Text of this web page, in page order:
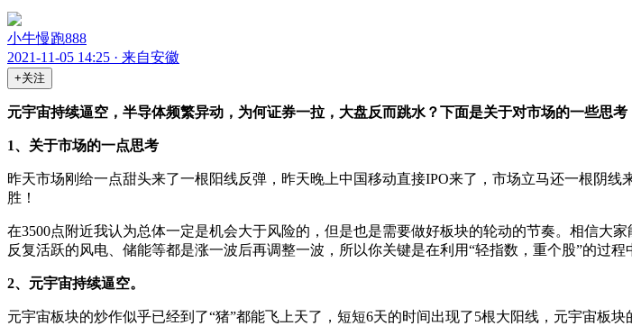
小牛慢跑888
2021-11-05 14:25 · 来自安徽
+关注
元宇宙持续逼空，半导体频繁异动，为何证券一拉，大盘反而跳水？下面是关于对市场的一些思考
1、关于市场的一点思考
昨天市场刚给一点甜头来了一根阳线反弹，昨天晚上中国移动直接IPO来了，市场立马还一根阴
胜！
在3500点附近我认为总体一定是机会大于风险的，但是也是需要做好板块的轮动的节奏。相信大
反复活跃的风电、储能等都是涨一波后再调整一波，所以你关键是在利用“轻指数，重个股”的过程
2、元宇宙持续逼空。
元宇宙板块的炒作似乎已经到了“猪”都能飞上天了，短短6天的时间出现了5根大阳线，元宇宙板